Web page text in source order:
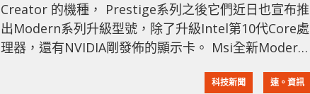
Creator 的機種， Prestige系列之後它們近日也宣布推
出Modern系列升級型號，除了升級Intel第10代Core處
理器，還有NVIDIA剛發佈的顯示卡。 Msi全新Modern
Intel Comet Lake-U架構的Core i5-10510U處理器，顯
科技新聞 速。資訊